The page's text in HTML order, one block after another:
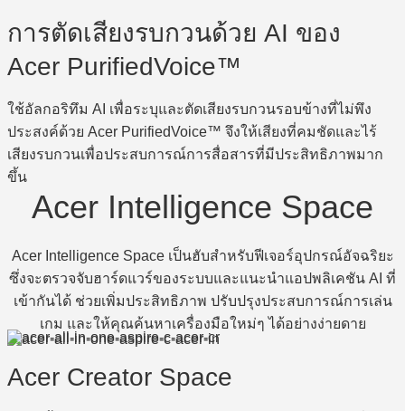
การตัดเสียงรบกวนด้วย AI ของ
Acer PurifiedVoice™
ใช้อัลกอริทึม AI เพื่อระบุและตัดเสียงรบกวนรอบข้างที่ไม่พึง
ประสงค์ด้วย Acer PurifiedVoice™ จึงให้เสียงที่คมชัดและไร้
เสียงรบกวนเพื่อประสบการณ์การสื่อสารที่มีประสิทธิภาพมาก
ขึ้น
Acer Intelligence Space
Acer Intelligence Space เป็นฮับสำหรับฟีเจอร์อุปกรณ์อัจฉริยะ
ซึ่งจะตรวจจับฮาร์ดแวร์ของระบบและแนะนำแอปพลิเคชัน AI ที่
เข้ากันได้ ช่วยเพิ่มประสิทธิภาพ ปรับปรุงประสบการณ์การเล่น
เกม และให้คุณค้นหาเครื่องมือใหม่ๆ ได้อย่างง่ายดาย
Acer Creator Space